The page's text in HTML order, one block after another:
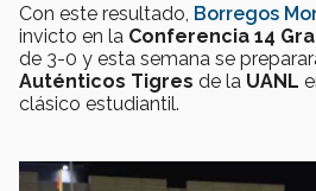
Con este resultado, Borregos
invicto en la Conferencia 14
de 3-0 y esta semana se
Auténticos Tigres de la UANL
clásico estudiantil.